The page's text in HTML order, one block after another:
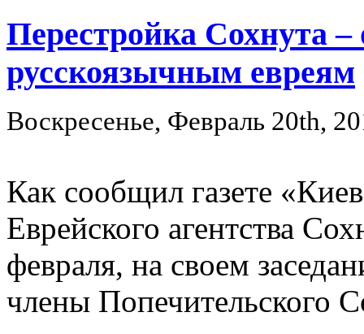
Перестройка Сохнута –
русскоязычным евреям
Воскресенье, Февраль 20th,
Как сообщил газете
Еврейского агентства
февраля, на своем
члены Попечительского